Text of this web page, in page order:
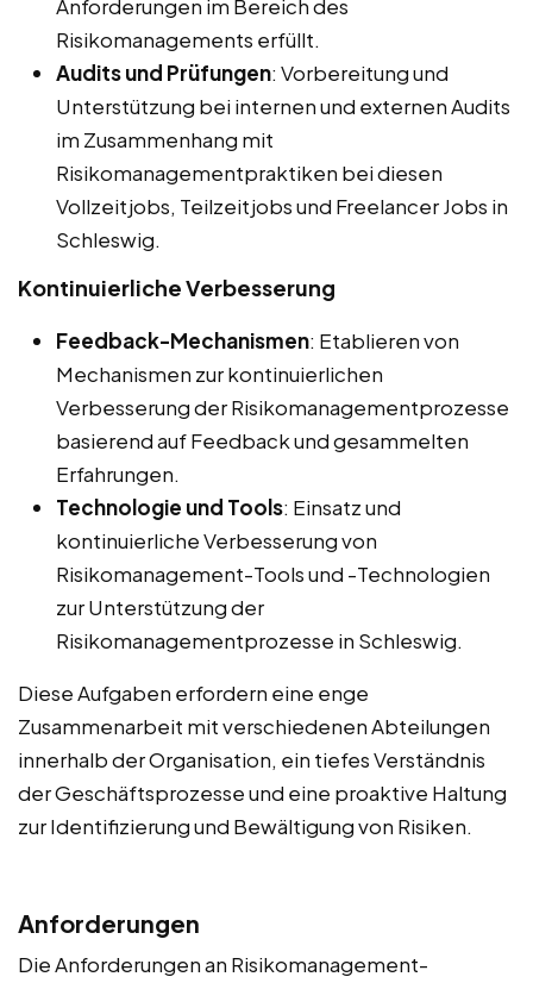
Anforderungen im Bereich des
Risikomanagements erfüllt.
Audits und Prüfungen: Vorbereitung und
Unterstützung bei internen und externen Audits
im Zusammenhang mit
Risikomanagementpraktiken bei diesen
Vollzeitjobs, Teilzeitjobs und Freelancer Jobs in
Schleswig.
Kontinuierliche Verbesserung
Feedback-Mechanismen: Etablieren von
Mechanismen zur kontinuierlichen
Verbesserung der Risikomanagementprozesse
basierend auf Feedback und gesammelten
Erfahrungen.
Technologie und Tools: Einsatz und
kontinuierliche Verbesserung von
Risikomanagement-Tools und -Technologien
zur Unterstützung der
Risikomanagementprozesse in Schleswig.
Diese Aufgaben erfordern eine enge
Zusammenarbeit mit verschiedenen Abteilungen
innerhalb der Organisation, ein tiefes Verständnis
der Geschäftsprozesse und eine proaktive Haltung
zur Identifizierung und Bewältigung von Risiken.
Anforderungen
Die Anforderungen an Risikomanagement-